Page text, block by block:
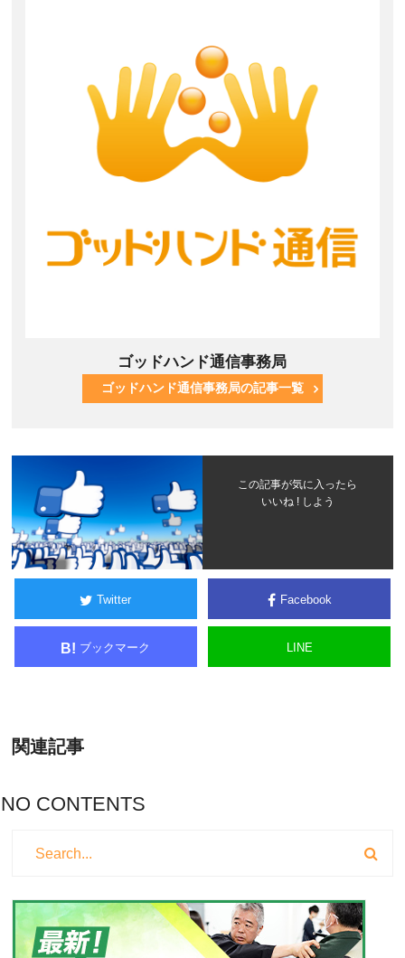
ゴッドハンド通信事務局
ゴッドハンド通信事務局の記事一覧
この記事が気に入ったら
いいね ! しよう
Twitter Facebook
B! ブックマーク LINE
関連記事
NO CONTENTS